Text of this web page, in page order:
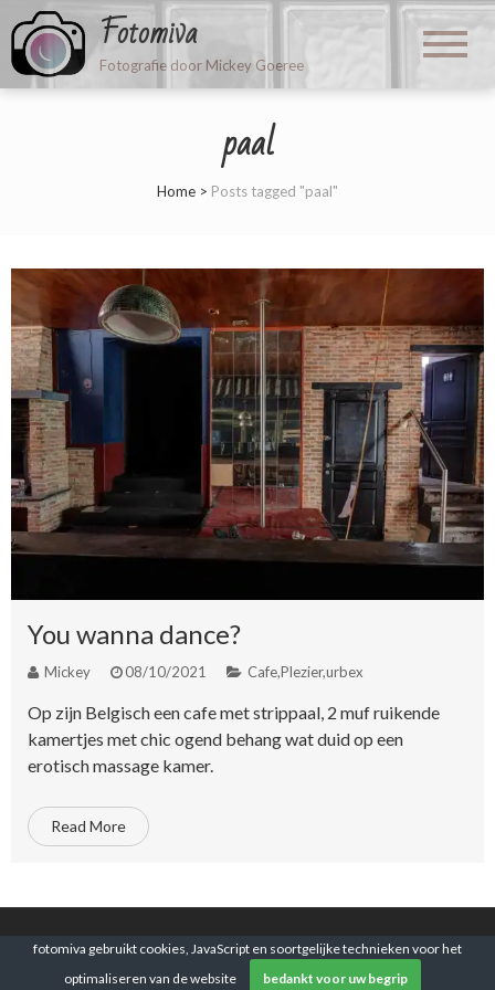
Fotomiva
Fotografie door Mickey Goeree
paal
Home > Posts tagged "paal"
You wanna dance?
Mickey 08/10/2021 Cafe,Plezier,urbex
Op zijn Belgisch een cafe met strippaal, 2 muf ruikende
kamertjes met chic ogend behang wat duid op een
erotisch massage kamer.
Read More
© 2025 Fotomiva Leave nothing but footprints, take
nothing but pictures!
fotomiva gebruikt cookies, JavaScript en soortgelijke technieken voor het
optimaliseren van de website
bedankt voor uw begrip